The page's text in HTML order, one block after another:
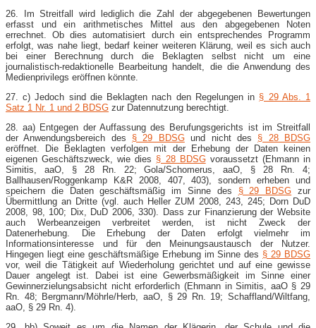
26. Im Streitfall wird lediglich die Zahl der abgegebenen Bewertungen
erfasst und ein arithmetisches Mittel aus den abgegebenen Noten
errechnet. Ob dies automatisiert durch ein entsprechendes Programm
erfolgt, was nahe liegt, bedarf keiner weiteren Klärung, weil es sich auch
bei einer Berechnung durch die Beklagten selbst nicht um eine
journalistisch-​redaktionelle Bearbeitung handelt, die die Anwendung des
Medienprivilegs eröffnen könnte.
27. c) Jedoch sind die Beklagten nach den Regelungen in § 29 Abs. 1
Satz 1 Nr. 1 und 2 BDSG zur Datennutzung berechtigt.
28. aa) Entgegen der Auffassung des Berufungsgerichts ist im Streitfall
der Anwendungsbereich des § 29 BDSGund nicht des § 28 BDSG
eröffnet. Die Beklagten verfolgen mit der Erhebung der Daten keinen
eigenen Geschäftszweck, wie dies § 28 BDSGvoraussetzt (Ehmann in
Simitis, aaO, § 28 Rn. 22; Gola/Schomerus, aaO, § 28 Rn. 4;
Ballhausen/Roggenkamp K&R 2008, 407, 403), sondern erheben und
speichern die Daten geschäftsmäßig im Sinne des § 29 BDSG zur
Übermittlung an Dritte (vgl. auch Heller ZUM 2008, 243, 245; Dorn DuD
2008, 98, 100; Dix, DuD 2006, 330). Dass zur Finanzierung der Website
auch Werbeanzeigen verbreitet werden, ist nicht Zweck der
Datenerhebung. Die Erhebung der Daten erfolgt vielmehr im
Informationsinteresse und für den Meinungsaustausch der Nutzer.
Hingegen liegt eine geschäftsmäßige Erhebung im Sinne des § 29 BDSG
vor, weil die Tätigkeit auf Wiederholung gerichtet und auf eine gewisse
Dauer angelegt ist. Dabei ist eine Gewerbsmäßigkeit im Sinne einer
Gewinnerzielungsabsicht nicht erforderlich (Ehmann in Simitis, aaO § 29
Rn. 48; Bergmann/Möhrle/Herb, aaO, § 29 Rn. 19; Schaffland/Wiltfang,
aaO, § 29 Rn. 4).